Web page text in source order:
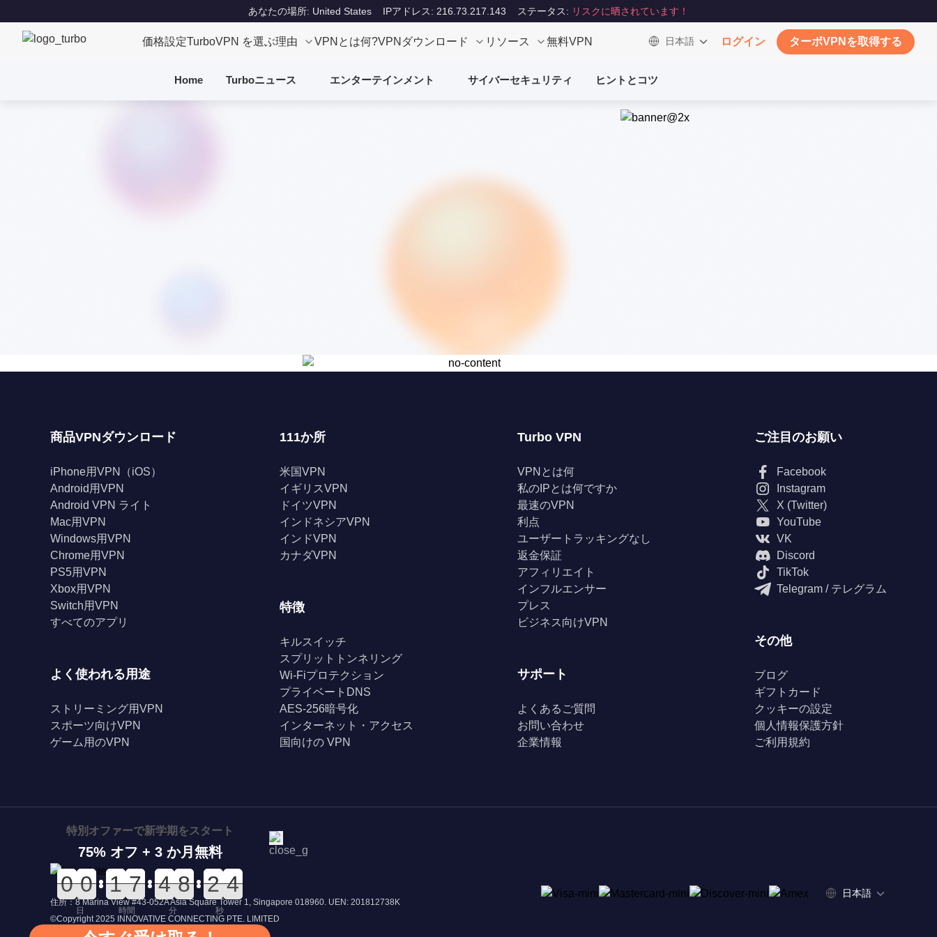
あなたの場所: United States IPアドレス: 216.73.217.143 ステータス: リスクに晒されています！
価格設定TurboVPN を選ぶ理由 VPNとは何?VPNダウンロード リソース 無料VPN 日本語 ログイン ターボVPNを取得する
Home Turboニュース エンターテインメント サイバーセキュリティ ヒントとコツ
商品VPNダウンロード
iPhone用VPN（iOS）
Android用VPN
Android VPN ライト
Mac用VPN
Windows用VPN
Chrome用VPN
PS5用VPN
Xbox用VPN
Switch用VPN
すべてのアプリ
よく使われる用途
ストリーミング用VPN
スポーツ向けVPN
ゲーム用のVPN
111か所
米国VPN
イギリスVPN
ドイツVPN
インドネシアVPN
インドVPN
カナダVPN
特徴
キルスイッチ
スプリットトンネリング
Wi-Fiプロテクション
プライベートDNS
AES-256暗号化
インターネット・アクセス
国向けの VPN
Turbo VPN
VPNとは何
私のIPとは何ですか
最速のVPN
利点
ユーザートラッキングなし
返金保証
アフィリエイト
インフルエンサー
プレス
ビジネス向けVPN
サポート
よくあるご質問
お問い合わせ
企業情報
ご注目のお願い
Facebook
Instagram
X (Twitter)
YouTube
VK
Discord
TikTok
Telegram / テレグラム
その他
ブログ
ギフトカード
クッキーの設定
個人情報保護方針
ご利用規約
住所：8 Marina View #43-052A Asia Square Tower 1, Singapore 018960. UEN: 201812738K
©Copyright 2025 INNOVATIVE CONNECTING PTE. LIMITED
日本語
特別オファーで新学期をスタート
75% オフ + 3 か月無料
0
0
0
0 0
0
0
0 0
0
1
1 0
0
7
7 0
0
4
4 0
0
8
8 3
3
2
2 4
4
3
日 時間 分 秒